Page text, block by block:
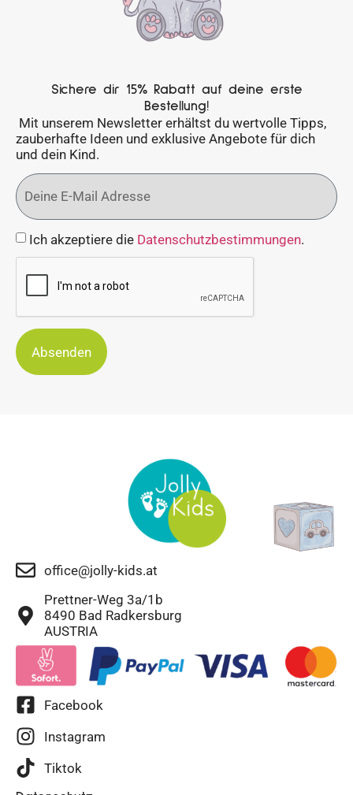
Sichere dir 15% Rabatt auf deine erste
Bestellung!
Mit unserem Newsletter erhältst du wertvolle Tipps,
zauberhafte Ideen und exklusive Angebote für dich
und dein Kind.
Ich akzeptiere die Datenschutzbestimmungen.
Absenden
office@jolly-kids.at
Prettner-Weg 3a/1b
8490 Bad Radkersburg
AUSTRIA
Facebook
Instagram
Tiktok